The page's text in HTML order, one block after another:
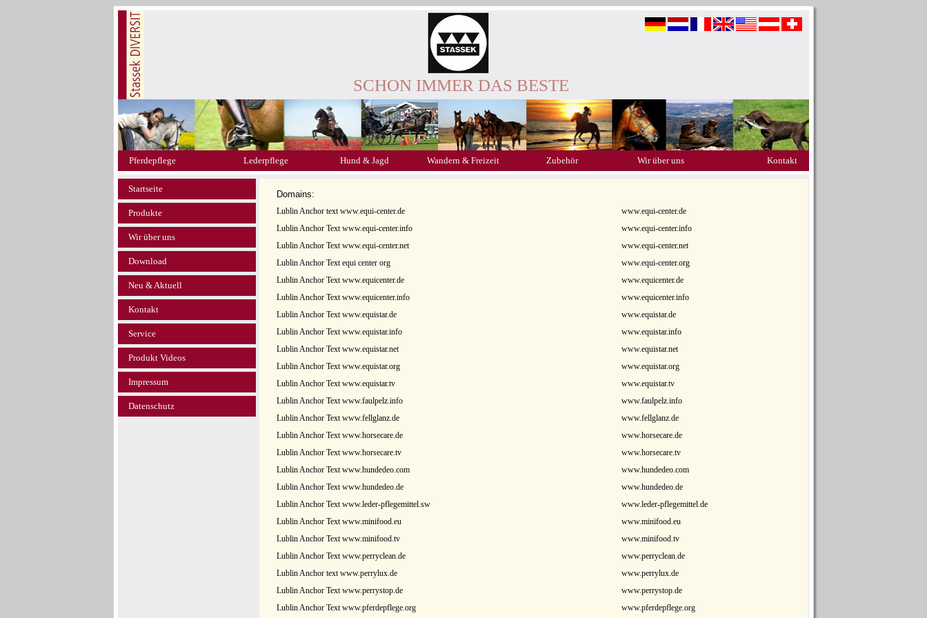
SCHON IMMER DAS BESTE
Pferdepflege Lederpflege Hund & Jagd Wandern & Freizeit Zubehör Wir über uns Kontakt
Startseite
Produkte
Wir über uns
Download
Neu & Aktuell
Kontakt
Service
Produkt Videos
Impressum
Datenschutz
Domains:
Lublin Anchor text www.equi-center.de
www.equi-center.de
Lublin Anchor Text www.equi-center.info
www.equi-center.info
Lublin Anchor Text www.equi-center.net
www.equi-center.net
Lublin Anchor Text equi center org
www.equi-center.org
Lublin Anchor Text www.equicenter.de
www.equicenter.de
Lublin Anchor Text www.equicenter.info
www.equicenter.info
Lublin Anchor Text www.equistar.de
www.equistar.de
Lublin Anchor Text www.equistar.info
www.equistar.info
Lublin Anchor Text www.equistar.net
www.equistar.net
Lublin Anchor Text www.equistar.org
www.equistar.org
Lublin Anchor Text www.equistar.tv
www.equistar.tv
Lublin Anchor Text www.faulpelz.info
www.faulpelz.info
Lublin Anchor Text www.fellglanz.de
www.fellglanz.de
Lublin Anchor Text www.horsecare.de
www.horsecare.de
Lublin Anchor Text www.horsecare.tv
www.horsecare.tv
Lublin Anchor Text www.hundedeo.com
www.hundedeo.com
Lublin Anchor Text www.hundedeo.de
www.hundedeo.de
Lublin Anchor Text www.leder-pflegemittel.sw
www.leder-pflegemittel.de
Lublin Anchor Text www.minifood.eu
www.minifood.eu
Lublin Anchor Text www.minifood.tv
www.minifood.tv
Lublin Anchor Text www.perryclean.de
www.perryclean.de
Lublin Anchor text www.perrylux.de
www.perrylux.de
Lublin Anchor Text www.perrystop.de
www.perrystop.de
Lublin Anchor Text www.pferdepflege.org
www.pferdepflege.org